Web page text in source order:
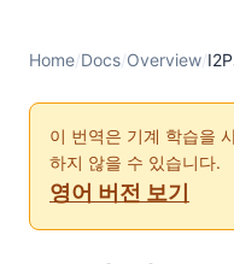
Home/Docs/Overview/
이 번역은 기계 학습을
하지 않을 수 있습니다.
영어 버전 보기